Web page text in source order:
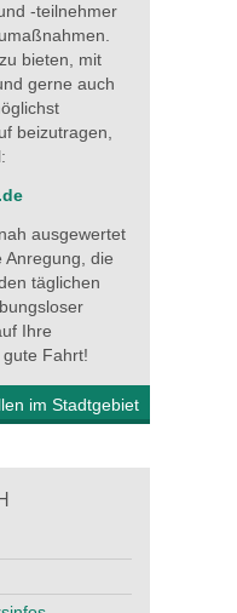
-teilnehmer
bieten, mit
gerne auch
beizutragen,
ausgewertet
Anregung, die
täglichen
Ihre
Fahrt!
im Stadtgebiet